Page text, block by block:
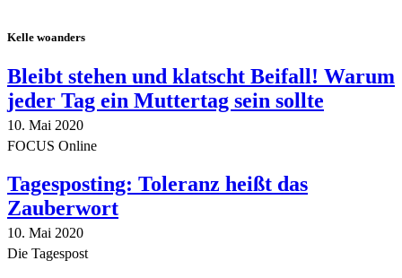
Kelle woanders
Bleibt stehen und klatscht Beifall! Warum
jeder Tag ein Muttertag sein sollte
10. Mai 2020
FOCUS Online
Tagesposting: Toleranz heißt das
Zauberwort
10. Mai 2020
Die Tagespost